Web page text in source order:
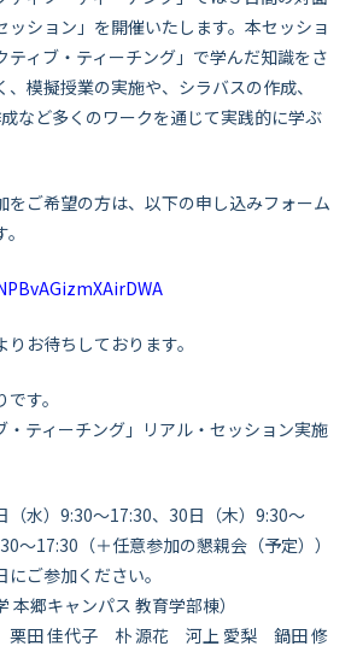
ッション」を開催いたします。本セッショ
ティブ・ティーチング」で学んだ知識をさ
模擬授業の実施や、シラバスの作成、
など多くのワークを通じて実践的に学ぶ
をご希望の方は、以下の申し込みフォーム
お待ちしております。
す。
・ティーチング」リアル・セッション実施
（水）9:30～17:30、30日（木）9:30～
～17:30（＋任意参加の懇親会（予定））
ご参加ください。
本郷キャンパス 教育学部棟）
栗田 佳代子 朴 源花 河上 愛梨 鍋田 修